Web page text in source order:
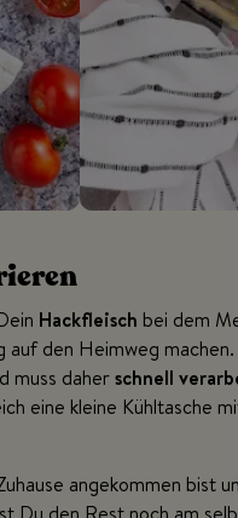
Hackfleisch bei dem
auf den Heimweg
muss daherschnell
eine kleine Kühltasche
angekommen bist